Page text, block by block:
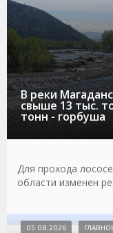
В реки
свыше 13 тыс.
тонн - горбуша
Для прохода
области изменен
05.08.2026